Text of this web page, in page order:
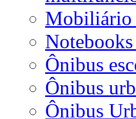
Mobiliário
Ônibus
Ônibus
Ônibus